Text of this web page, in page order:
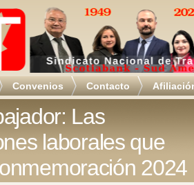
Convenios Contacto
Las
laborales que
2024